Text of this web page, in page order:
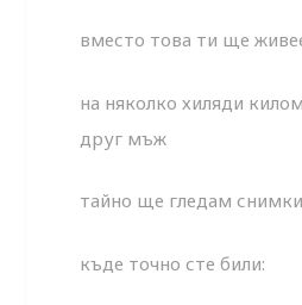
вместо това ти ще
на няколко хиляди
друг мъж
тайно ще гледам
къде точно сте били: